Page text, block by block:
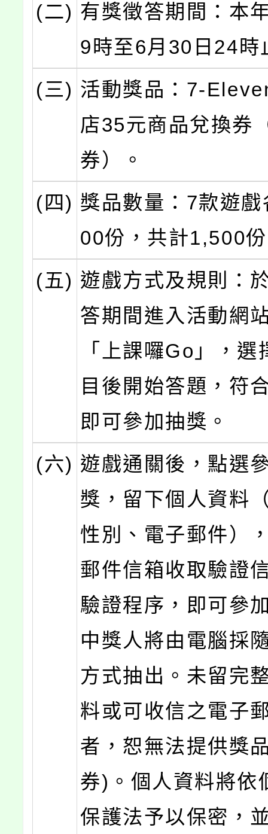
(二) 有獎徵答期間：本
9時至6月30日24時
(三) 活動獎品：7-
店35元商品兌換券
券）。
(四) 獎品數量：7款遊
00份，共計1,500
(五) 遊戲方式及規則：
答期間進入活動網
「上課囉Go」，選
目後開始答題，符
即可參加抽獎。
(六) 遊戲通關後，點選
獎，留下個人資料
性別、電子郵件）
郵件信箱收取驗證
驗證程序，即可參
中獎人將由電腦採
方式抽出。未留完
料或可收信之電子
者，恕無法提供獎
券)。個人資料將依
保護法予以保密，